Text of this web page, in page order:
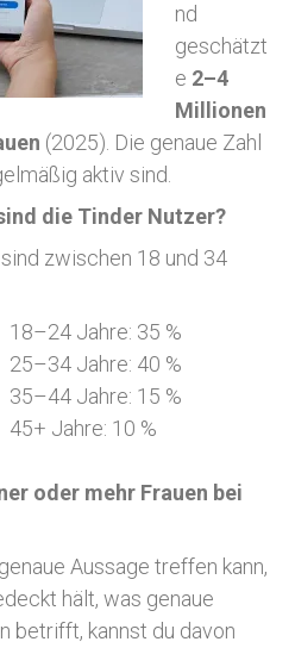
nd
geschätzt
e 2–4
Millionen
(2025). Die genaue Zahl
aktiv sind.
die Tinder Nutzer?
zwischen 18 und 34
18–24 Jahre: 35 %
25–34 Jahre: 40 %
35–44 Jahre: 15 %
45+ Jahre: 10 %
oder mehr Frauen bei
Aussage treffen kann,
hält, was genaue
betrifft, kannst du davon